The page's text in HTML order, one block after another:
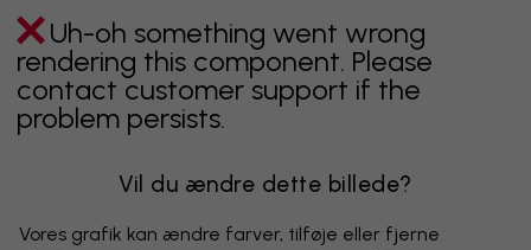
Uh-oh something went wrong
rendering this component. Please
contact customer support if the
problem persists.
Vil du ændre dette billede?
Vores grafik kan ændre farver, tilføje eller fjerne